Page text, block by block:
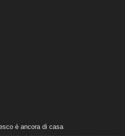
è ancora di casa